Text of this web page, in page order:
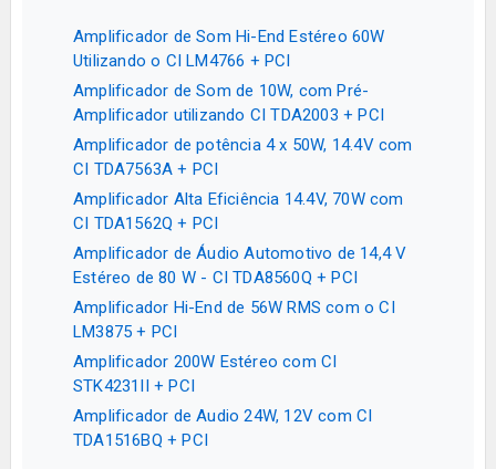
Amplificador de Som Hi-End Estéreo 60W
Utilizando o CI LM4766 + PCI
Amplificador de Som de 10W, com Pré-
Amplificador utilizando CI TDA2003 + PCI
Amplificador de potência 4 x 50W, 14.4V com
CI TDA7563A + PCI
Amplificador Alta Eficiência 14.4V, 70W com
CI TDA1562Q + PCI
Amplificador de Áudio Automotivo de 14,4 V
Estéreo de 80 W - CI TDA8560Q + PCI
Amplificador Hi-End de 56W RMS com o CI
LM3875 + PCI
Amplificador 200W Estéreo com CI
STK4231II + PCI
Amplificador de Audio 24W, 12V com CI
TDA1516BQ + PCI